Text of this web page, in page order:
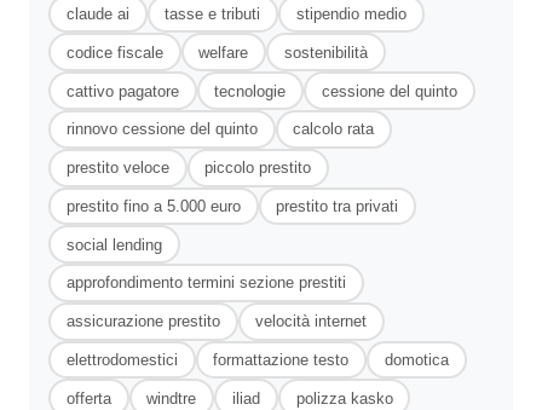
claude ai tasse e tributi stipendio medio
codice fiscale welfare sostenibilità
cattivo pagatore tecnologie cessione del quinto
rinnovo cessione del quinto calcolo rata
prestito veloce piccolo prestito
prestito fino a 5.000 euro prestito tra privati
social lending
approfondimento termini sezione prestiti
assicurazione prestito velocità internet
elettrodomestici formattazione testo domotica
offerta windtre iliad polizza kasko